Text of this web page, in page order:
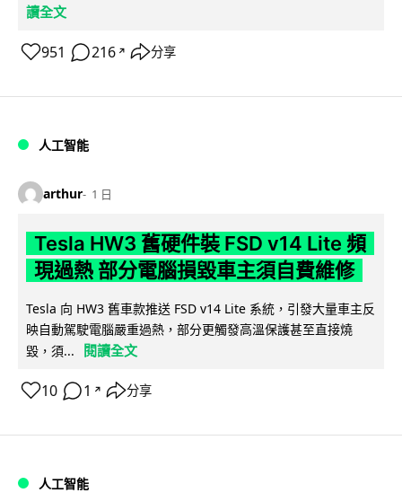
讀全文
951 216 ↗ 分享
人工智能
arthur 1 日
Tesla HW3 舊硬件裝 FSD v14 Lite 頻
現過熱 部分電腦損毀車主須自費維修
Tesla 向 HW3 舊車款推送 FSD v14 Lite 系統，引發大量車主反
映自動駕駛電腦嚴重過熱，部分更觸發高溫保護甚至直接燒
毀，須...
閱讀全文
10 1 ↗ 分享
人工智能